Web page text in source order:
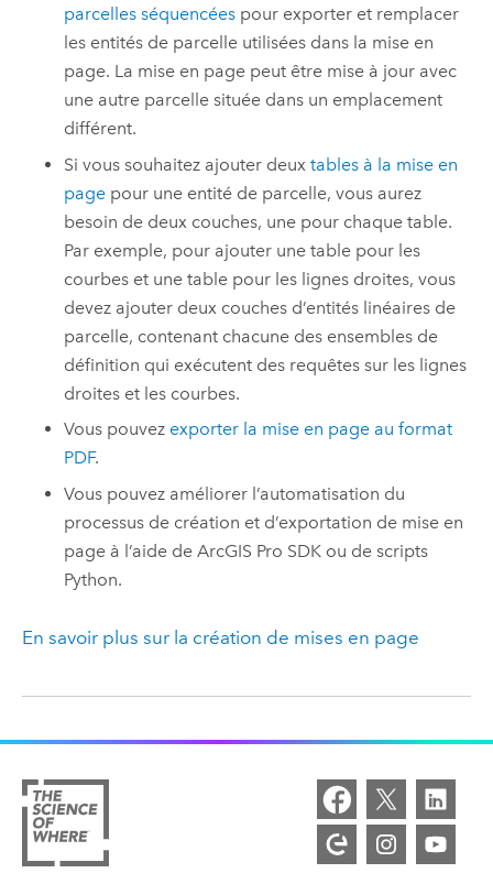
parcelles séquencées pour exporter et remplacer
les entités de parcelle utilisées dans la mise en
page. La mise en page peut être mise à jour avec
une autre parcelle située dans un emplacement
différent.
Si vous souhaitez ajouter deuxtables à la mise en
page pour une entité de parcelle, vous aurez
besoin de deux couches, une pour chaque table.
Par exemple, pour ajouter une table pour les
courbes et une table pour les lignes droites, vous
devez ajouter deux couches d’entités linéaires de
parcelle, contenant chacune des ensembles de
définition qui exécutent des requêtes sur les lignes
droites et les courbes.
Vous pouvez exporter la mise en page au format
PDF.
Vous pouvez améliorer l’automatisation du
processus de création et d’exportation de mise en
page à l’aide deArcGIS Pro SDK ou de scripts
Python.
En savoir plus sur la création de mises en page